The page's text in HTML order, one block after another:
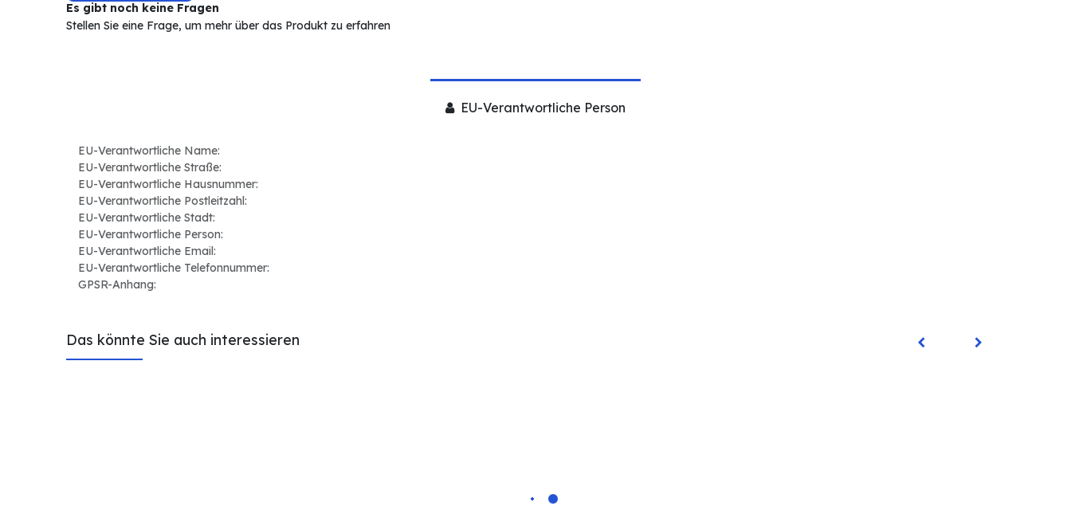
Es gibt noch keine Fragen
Stellen Sie eine Frage, um mehr über das Produkt zu erfahren
EU-Verantwortliche Person
EU-Verantwortliche Name:
EU-Verantwortliche Straße:
EU-Verantwortliche Hausnummer:
EU-Verantwortliche Postleitzahl:
EU-Verantwortliche Stadt:
EU-Verantwortliche Person:
EU-Verantwortliche Email:
EU-Verantwortliche Telefonnummer:
GPSR-Anhang:
Das könnte Sie auch interessieren